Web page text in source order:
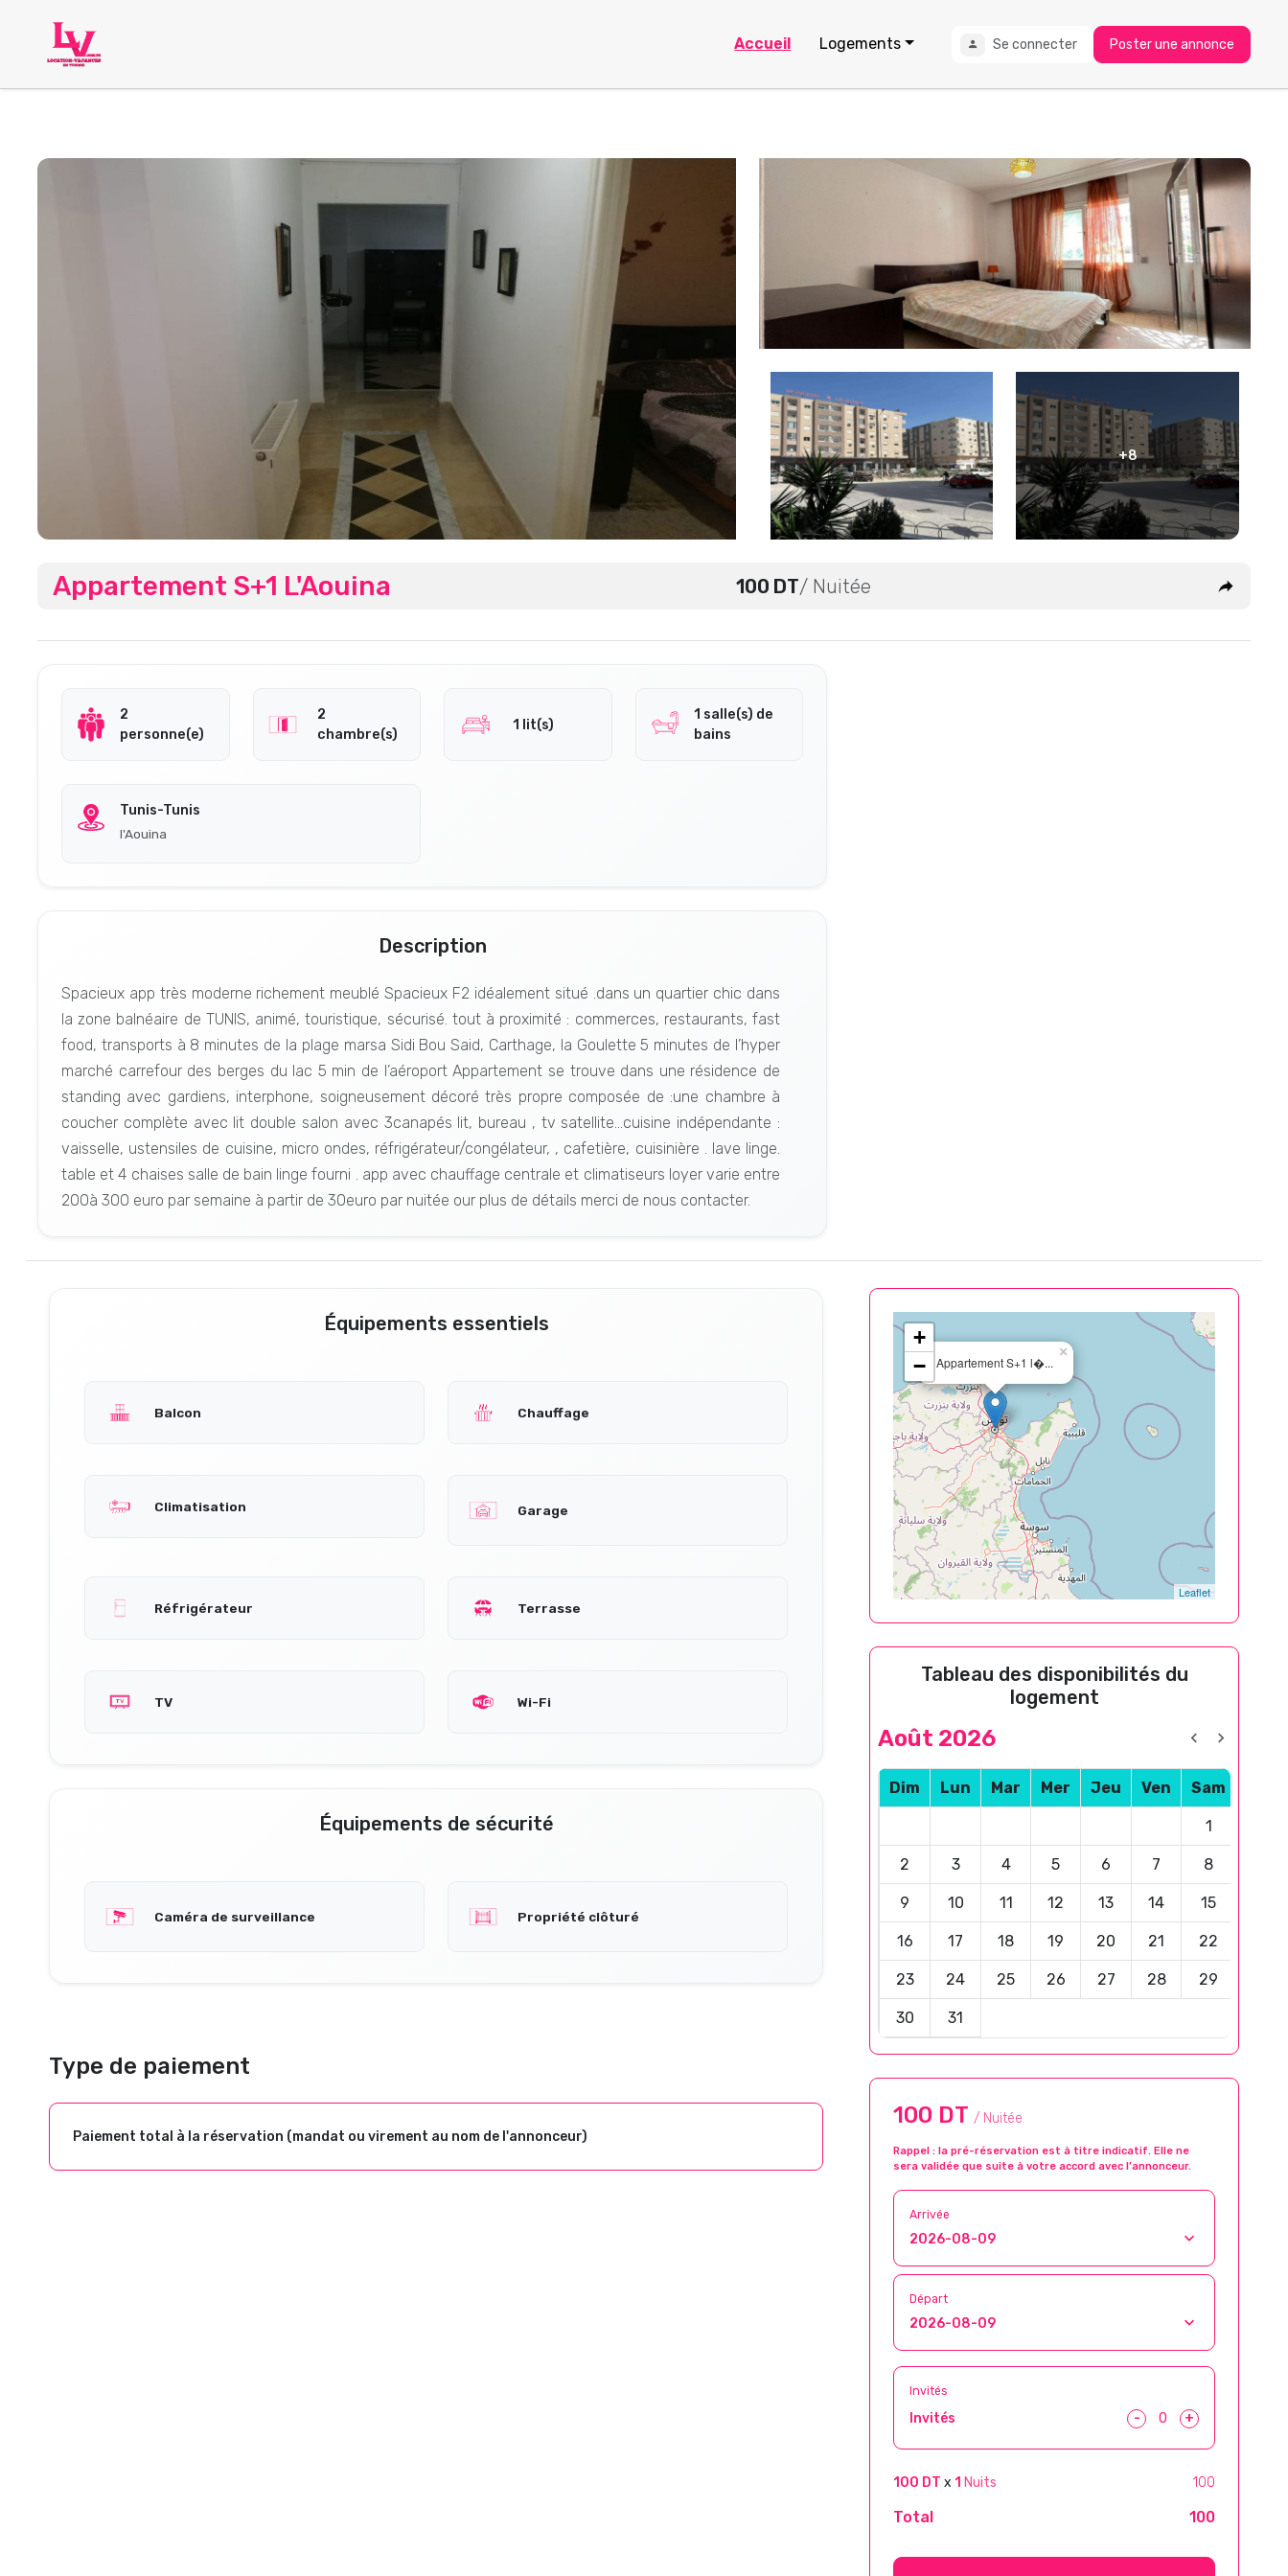
Accueil Logements Se connecter Poster une annonce
+8
Appartement S+1 L'Aouina 100 DT/ Nuitée
2
personne(e)
2
chambre(s)
1 lit(s)
1 salle(s) de
bains
Tunis-Tunis
l'Aouina
Description
Spacieux app très moderne richement meublé Spacieux F2 idéalement situé .dans un quartier chic dans
la zone balnéaire de TUNIS, animé, touristique, sécurisé. tout à proximité : commerces, restaurants, fast
food, transports à 8 minutes de la plage marsa Sidi Bou Said, Carthage, la Goulette 5 minutes de l’hyper
marché carrefour des berges du lac 5 min de l’aéroport Appartement se trouve dans une résidence de
standing avec gardiens, interphone, soigneusement décoré très propre composée de :une chambre à
coucher complète avec lit double salon avec 3canapés lit, bureau , tv satellite…cuisine indépendante :
vaisselle, ustensiles de cuisine, micro ondes, réfrigérateur/congélateur, , cafetière, cuisinière . lave linge.
table et 4 chaises salle de bain linge fourni . app avec chauffage centrale et climatiseurs loyer varie entre
200à 300 euro par semaine à partir de 30euro par nuitée our plus de détails merci de nous contacter.
Équipements essentiels
Balcon Chauffage
Climatisation Garage
Réfrigérateur Terrasse
TV Wi-Fi
Équipements de sécurité
Caméra de surveillance Propriété clôturé
Type de paiement
Paiement total à la réservation (mandat ou virement au nom de l'annonceur)
Appartement S+1 l�...
×
+
−
Leaflet
Tableau des disponibilités du
logement
Août 2026
Dim Lun Mar Mer Jeu Ven Sam
1
2 3 4 5 6 7 8
9 10 11 12 13 14 15
16 17 18 19 20 21 22
23 24 25 26 27 28 29
30 31
100 DT / Nuitée
Rappel : la pré-réservation est à titre indicatif. Elle ne
sera validée que suite à votre accord avec l’annonceur.
Arrivée
Départ
Invités
Invités - +
100 DT x 1 Nuits 100
Total 100